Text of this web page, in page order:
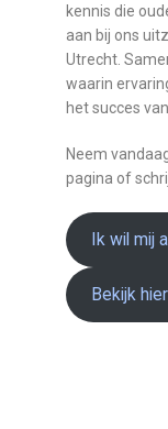
kennis die
aan bij ons
Utrecht.
waarin
het succes
Neem
pagina of
Ik wil mij
Bekijk